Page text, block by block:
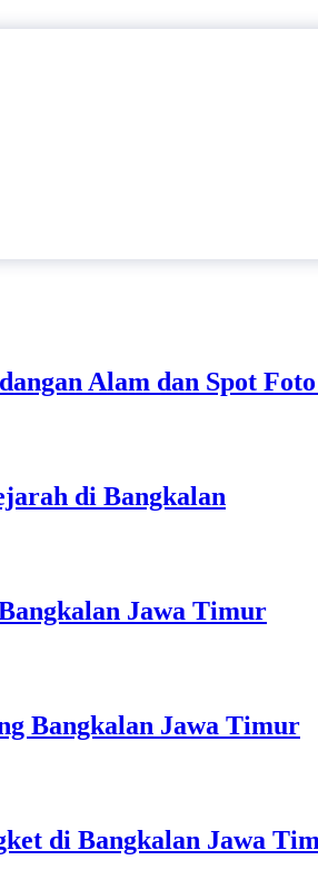
Alam dan Spot
di Bangkalan
Jawa Timur
Bangkalan Jawa Timur
di Bangkalan Jawa